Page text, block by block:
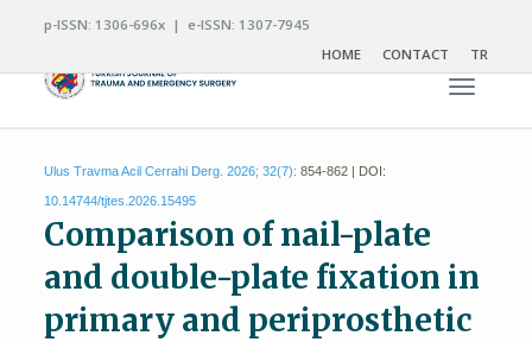
p-ISSN: 1306-696x | e-ISSN: 1307-7945
HOME
CONTACT TR
Toggle
Ulus Travma Acil Cerrahi Derg. 2026; 32(7): 854-862 | DOI:
10.14744/tjtes.2026.15495
Comparison of nail-plate
and double-plate fixation in
primary and periprosthetic